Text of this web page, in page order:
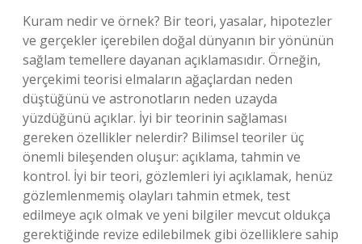
Kuram nedir ve örnek? Bir teori, yasalar, hipotezler
ve gerçekler içerebilen doğal dünyanın bir yönünün
sağlam temellere dayanan açıklamasıdır. Örneğin,
yerçekimi teorisi elmaların ağaçlardan neden
düştüğünü ve astronotların neden uzayda
yüzdüğünü açıklar. İyi bir teorinin sağlaması
gereken özellikler nelerdir? Bilimsel teoriler üç
önemli bileşenden oluşur: açıklama, tahmin ve
kontrol. İyi bir teori, gözlemleri iyi açıklamak, henüz
gözlemlenmemiş olayları tahmin etmek, test
edilmeye açık olmak ve yeni bilgiler mevcut oldukça
gerektiğinde revize edilebilmek gibi özelliklere sahip